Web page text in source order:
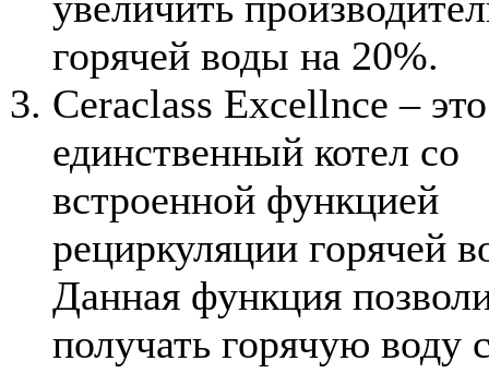
горячей воды на 20%.
Ceraclass Excellnce – это
единственный котел со
встроенной функцией
рециркуляции горячей
Данная функция
получать горячую воду